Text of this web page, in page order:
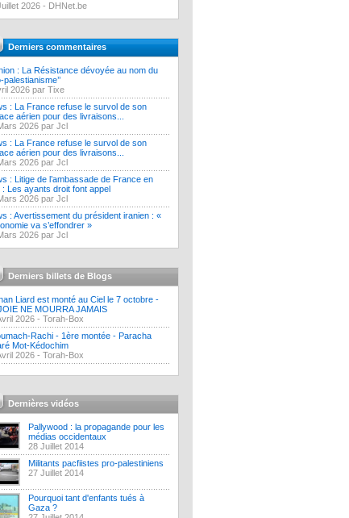
2026 - DHNet.be
Derniers commentaires
: La Résistance dévoyée au nom du
palestianisme’’
2026 par Tixe
: La France refuse le survol de son
aérien pour des livraisons...
2026 par Jcl
: La France refuse le survol de son
aérien pour des livraisons...
2026 par Jcl
: Litige de l’ambassade de France en
: Les ayants droit font appel
2026 par Jcl
: Avertissement du président iranien : «
va s’effondrer »
2026 par Jcl
Derniers billets de Blogs
Liard est monté au Ciel le 7 octobre -
NE MOURRA JAMAIS
2026 - Torah-Box
Rachi - 1ère montée - Paracha
Mot-Kédochim
2026 - Torah-Box
Dernières vidéos
Pallywood : la propagande pour les
médias occidentaux
28 Juillet 2014
Militants pacfiistes pro-palestiniens
27 Juillet 2014
Pourquoi tant d'enfants tués à
Gaza ?